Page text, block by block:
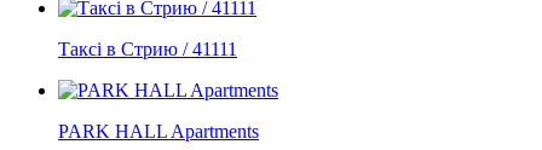
Таксі в Стрию / 41111
PARK HALL Apartments